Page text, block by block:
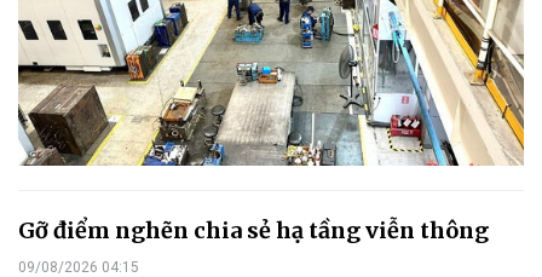
Gỡ điểm nghẽn chia sẻ hạ tầng viễn thông
09/08/2026 04:15